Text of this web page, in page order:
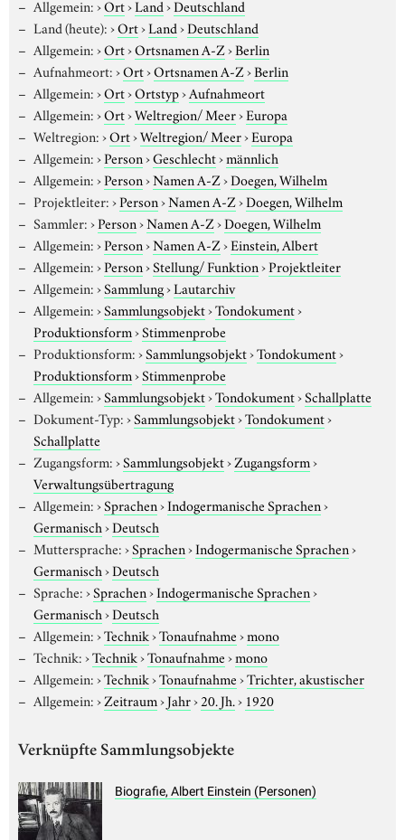
Allgemein:›Ort›Land›Deutschland
Land (heute):›Ort›Land›Deutschland
Allgemein:›Ort›Ortsnamen A-Z›Berlin
Aufnahmeort:›Ort›Ortsnamen A-Z›Berlin
Allgemein:›Ort›Ortstyp›Aufnahmeort
Allgemein:›Ort›Weltregion/ Meer›Europa
Weltregion:›Ort›Weltregion/ Meer›Europa
Allgemein:›Person›Geschlecht›männlich
Allgemein:›Person›Namen A-Z›Doegen, Wilhelm
Projektleiter:›Person›Namen A-Z›Doegen, Wilhelm
Sammler:›Person›Namen A-Z›Doegen, Wilhelm
Allgemein:›Person›Namen A-Z›Einstein, Albert
Allgemein:›Person›Stellung/ Funktion›Projektleiter
Allgemein:›Sammlung›Lautarchiv
Allgemein:›Sammlungsobjekt›Tondokument›
Produktionsform›Stimmenprobe
Produktionsform:›Sammlungsobjekt›Tondokument›
Produktionsform›Stimmenprobe
Allgemein:›Sammlungsobjekt›Tondokument›Schallplatte
Dokument-Typ:›Sammlungsobjekt›Tondokument›
Schallplatte
Zugangsform:›Sammlungsobjekt›Zugangsform›
Verwaltungsübertragung
Allgemein:›Sprachen›Indogermanische Sprachen›
Germanisch›Deutsch
Muttersprache:›Sprachen›Indogermanische Sprachen›
Germanisch›Deutsch
Sprache:›Sprachen›Indogermanische Sprachen›
Germanisch›Deutsch
Allgemein:›Technik›Tonaufnahme›mono
Technik:›Technik›Tonaufnahme›mono
Allgemein:›Technik›Tonaufnahme›Trichter, akustischer
Allgemein:›Zeitraum›Jahr›20. Jh.› 1920
Verknüpfte Sammlungsobjekte
Biografie, Albert Einstein (Personen)